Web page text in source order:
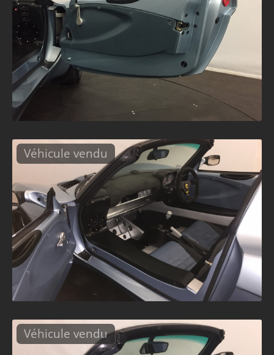
Véhicule vendu
Véhicule vendu